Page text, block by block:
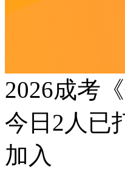
2026成考
今日 2 人已
加入